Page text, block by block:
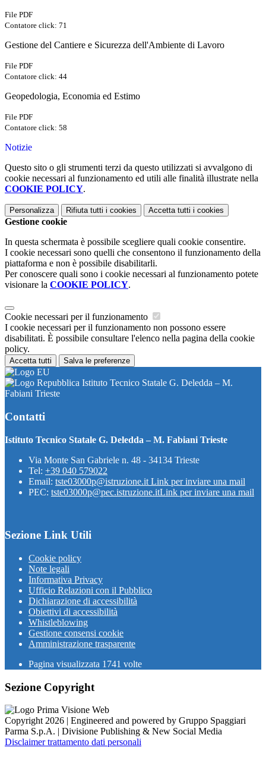
File PDF
Contatore click: 71
Gestione del Cantiere e Sicurezza dell'Ambiente di Lavoro
File PDF
Contatore click: 44
Geopedologia, Economia ed Estimo
File PDF
Contatore click: 58
Notizie
Questo sito o gli strumenti terzi da questo utilizzati si avvalgono di
cookie necessari al funzionamento ed utili alle finalità illustrate nella
COOKIE POLICY.
Personalizza Rifiuta tutti i cookies Accetta tutti i cookies
Gestione cookie
In questa schermata è possibile scegliere quali cookie consentire.
I cookie necessari sono quelli che consentono il funzionamento della
piattaforma e non è possibile disabilitarli.
Per conoscere quali sono i cookie necessari al funzionamento potete
visionare la COOKIE POLICY.
Cookie necessari per il funzionamento
I cookie necessari per il funzionamento non possono essere
disabilitati. È possibile consultare l'elenco nella pagina della cookie
policy.
Accetta tutti Salva le preferenze
Istituto Tecnico Statale G. Deledda – M.
Fabiani Trieste
Contatti
Istituto Tecnico Statale G. Deledda – M. Fabiani Trieste
Via Monte San Gabriele n. 48 - 34134 Trieste
Tel: +39 040 579022
Email: tste03000p@istruzione.it Link per inviare una mail
PEC: tste03000p@pec.istruzione.itLink per inviare una mail
Sezione Link Utili
Cookie policy
Note legali
Informativa Privacy
Ufficio Relazioni con il Pubblico
Dichiarazione di accessibilità
Obiettivi di accessibilità
Whistleblowing
Gestione consensi cookie
Amministrazione trasparente
Pagina visualizzata 1741 volte
Sezione Copyright
Copyright 2026 | Engineered and powered by Gruppo Spaggiari
Parma S.p.A. | Divisione Publishing & New Social Media
Disclaimer trattamento dati personali